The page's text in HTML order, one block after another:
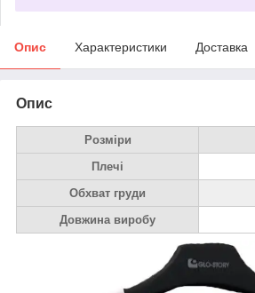
Опис Характеристики Доставка
Опис
Розміри
Плечі
Обхват груди
Довжина виробу